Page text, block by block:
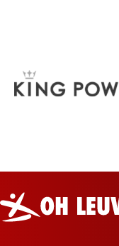
Oud-
Heverlee
Leuven